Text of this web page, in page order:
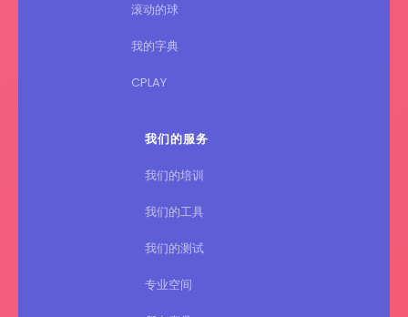
滚动的球
我的字典
CPLAY
我们的服务
我们的培训
我们的工具
我们的测试
专业空间